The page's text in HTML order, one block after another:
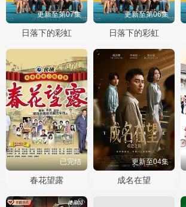
更新至第07集
日落下的彩虹
更新至第06集
日落下的彩虹
已完结
春花望露
更新至04集
成名在望